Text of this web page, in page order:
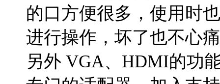
的口方便很多，使用时
进行操作，坏了也不心
另外 VGA、HDMI的功